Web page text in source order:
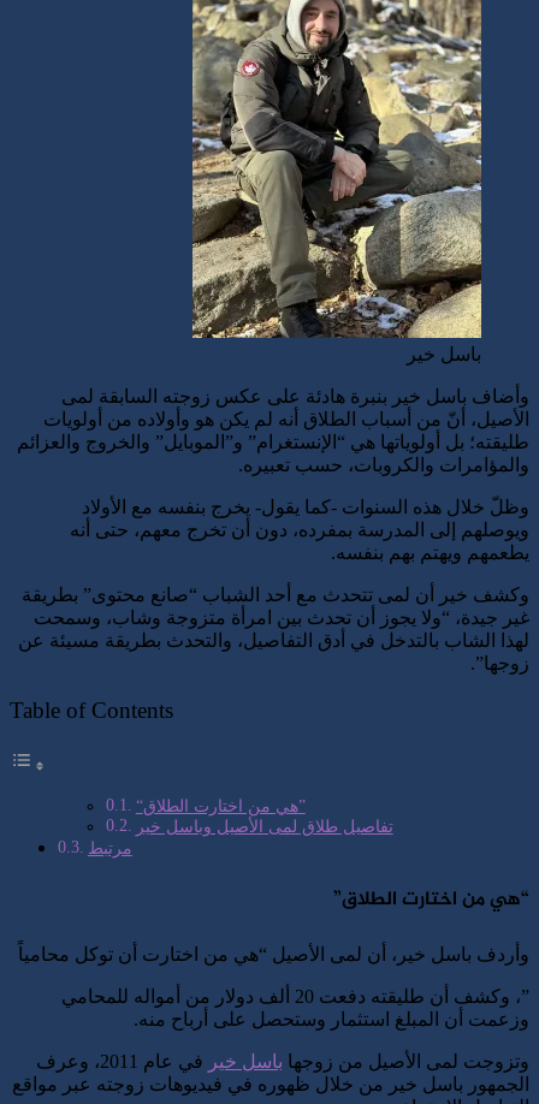
باسل خير
وأضاف باسل خير بنبرة هادئة على عكس زوجته السابقة لمى
الأصيل، أنّ من أسباب الطلاق أنه لم يكن هو وأولاده من أولويات
طليقته؛ بل أولوياتها هي “الإنستغرام” و”الموبايل” والخروج والعزائم
والمؤامرات والكروبات، حسب تعبيره.
وظلّ خلال هذه السنوات -كما يقول- يخرج بنفسه مع الأولاد
ويوصلهم إلى المدرسة بمفرده، دون أن تخرج معهم، حتى أنه
يطعمهم ويهتم بهم بنفسه.
وكشف خير أن لمى تتحدث مع أحد الشباب “صانع محتوى” بطريقة
غير جيدة، “ولا يجوز أن تحدث بين امرأة متزوجة وشاب، وسمحت
لهذا الشاب بالتدخل في أدق التفاصيل، والتحدث بطريقة مسيئة عن
زوجها”.
Table of Contents
“هي من اختارت الطلاق”
تفاصيل طلاق لمى الأصيل وباسل خير
مرتبط
“هي من اختارت الطلاق”
وأردف باسل خير، أن لمى الأصيل “هي من اختارت أن توكل محامياً
”، وكشف أن طليقته دفعت 20 ألف دولار من أمواله للمحامي
وزعمت أن المبلغ استثمار وستحصل على أرباح منه.
وتزوجت لمى الأصيل من زوجها باسل خير
في عام 2011، وعرف
الجمهور باسل خير من خلال ظهوره في فيديوهات زوجته عبر مواقع